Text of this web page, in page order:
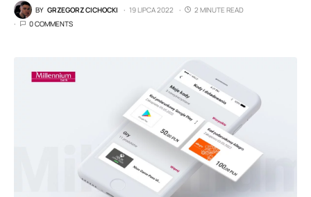
BY GRZEGORZ CICHOCKI 19 LIPCA 2022
2 MINUTE READ
0 COMMENTS